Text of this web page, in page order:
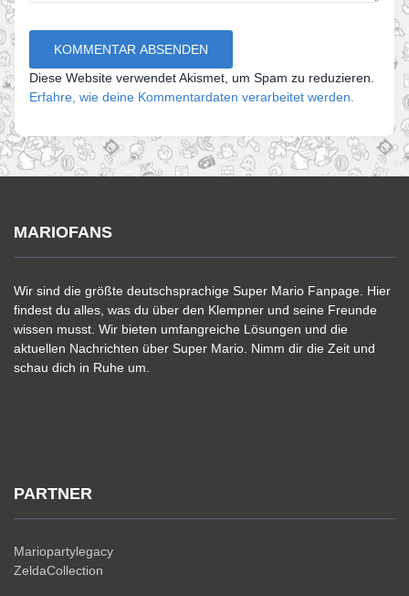
Diese Website verwendet Akismet, um Spam zu reduzieren.
Erfahre, wie deine Kommentardaten verarbeitet werden.
MARIOFANS
Wir sind die größte deutschsprachige Super Mario Fanpage. Hier
findest du alles, was du über den Klempner und seine Freunde
wissen musst. Wir bieten umfangreiche Lösungen und die
aktuellen Nachrichten über Super Mario. Nimm dir die Zeit und
schau dich in Ruhe um.
PARTNER
Mariopartylegacy
ZeldaCollection